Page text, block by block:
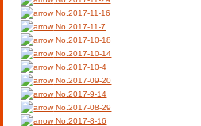
No.2017-11-16
No.2017-11-7
No.2017-10-18
No.2017-10-14
No.2017-10-4
No.2017-09-20
No.2017-9-14
No.2017-08-29
No.2017-8-16